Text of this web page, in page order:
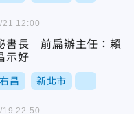
書長 前扁辦主任：賴
示好
昌 新北市
21 12:00
19 22:50